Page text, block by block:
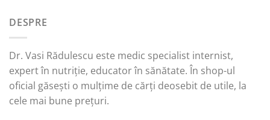
DESPRE
Dr. Vasi Rădulescu este medic specialist internist,
expert în nutriție, educator în sănătate. În shop-ul
oficial găsești o mulțime de cărți deosebit de utile, la
cele mai bune prețuri.